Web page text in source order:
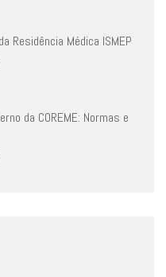
Residência Médica ISMEP
da COREME: Normas e